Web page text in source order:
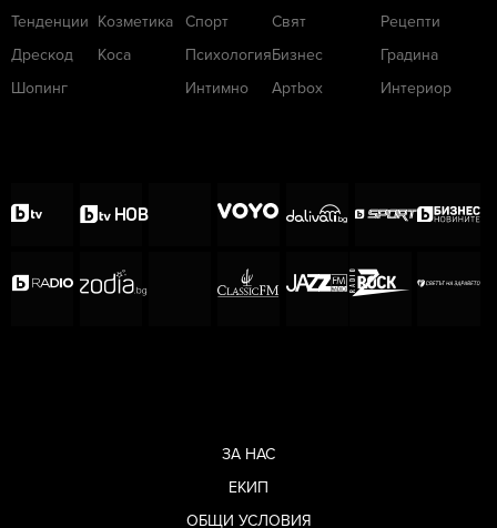
Тенденции
Дрескод
Шопинг
Козметика
Коса
Спорт
Психология
Интимно
Свят
Бизнес
Артbox
Рецепти
Градина
Интериор
ЗА НАС
ЕКИП
ОБЩИ УСЛОВИЯ